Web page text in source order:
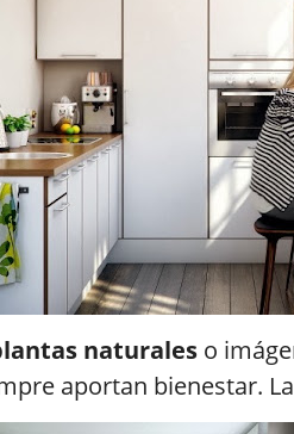
naturales o
aportan bienestar.